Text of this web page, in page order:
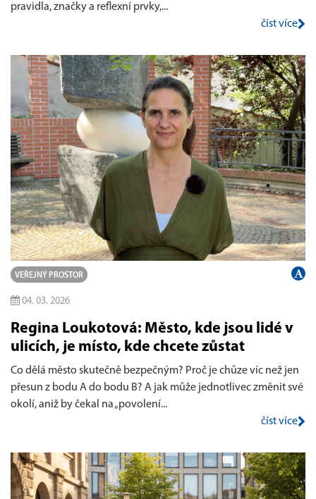
pravidla, značky a reflexní prvky,...
číst více
VEŘEJNÝ PROSTOR
04. 03. 2026
Regina Loukotová: Město, kde jsou lidé v
ulicích, je místo, kde chcete zůstat
Co dělá město skutečně bezpečným? Proč je chůze víc než jen
přesun z bodu A do bodu B? A jak může jednotlivec změnit své
okolí, aniž by čekal na „povolení...
číst více